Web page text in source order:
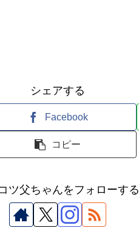
シェアする
Facebook
コピー
ツ父ちゃんをフォローする